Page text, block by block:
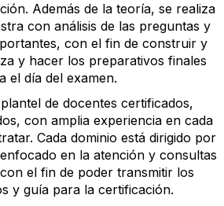
Además de la teoría, se realiza
con análisis de las preguntas y
con el fin de construir y
y hacer los preparativos finales
el día del examen.
de docentes certificados,
con amplia experiencia en cada
Cada dominio está dirigido por
en la atención y consultas
el fin de poder transmitir los
y guía para la certificación.